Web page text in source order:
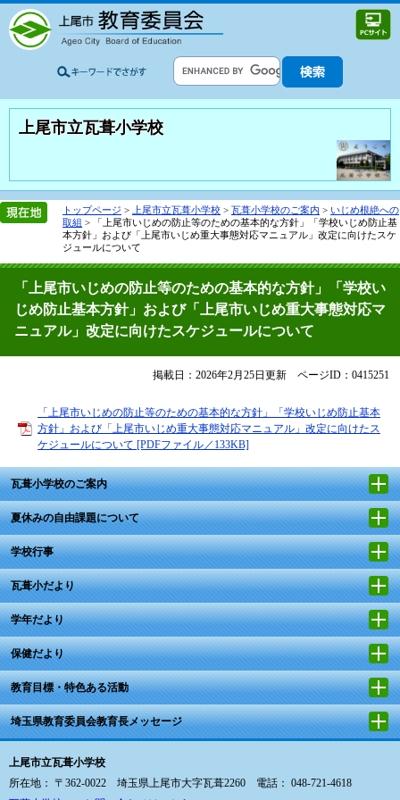
上尾市立瓦葺小学校
トップページ > 上尾市立瓦葺小学校 > 瓦葺小学校のご案内 > いじめ根絶への
取組 >
「上尾市いじめの防止等のための基本的な方針」「学校いじめ防止基
本方針」および「上尾市いじめ重大事態対応マニュアル」改定に向けたスケ
ジュールについて
「上尾市いじめの防止等のための基本的な方針」「学校い
じめ防止基本方針」および「上尾市いじめ重大事態対応マ
ニュアル」改定に向けたスケジュールについて
掲載日：2026年2月25日更新 ページID：0415251
「上尾市いじめの防止等のための基本的な方針」「学校いじめ防止基本
方針」および「上尾市いじめ重大事態対応マニュアル」改定に向けたス
ケジュールについて [PDFファイル／133KB]
瓦葺小学校のご案内
夏休みの自由課題について
学校行事
瓦葺小だより
学年だより
保健だより
教育目標・特色ある活動
埼玉県教育委員会教育長メッセージ
上尾市立瓦葺小学校
所在地： 〒362-0022 埼玉県上尾市大字瓦葺2260 電話： 048-721-4618